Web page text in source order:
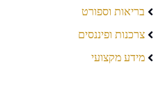
בריאות וספורט
צרכנות ופיננסים
מידע מקצועי